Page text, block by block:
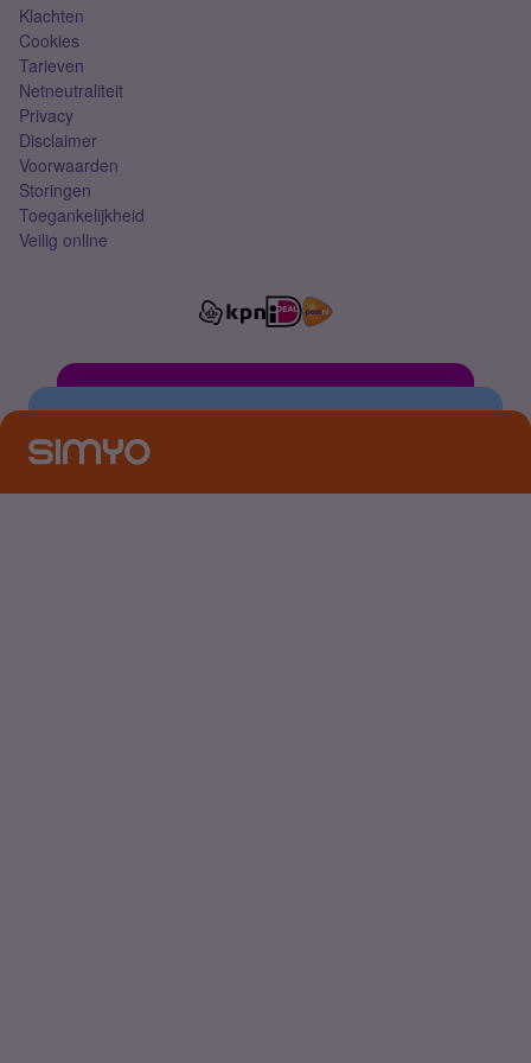
Klachten
Cookies
Tarieven
Netneutraliteit
Privacy
Disclaimer
Voorwaarden
Storingen
Toegankelijkheid
Veilig online